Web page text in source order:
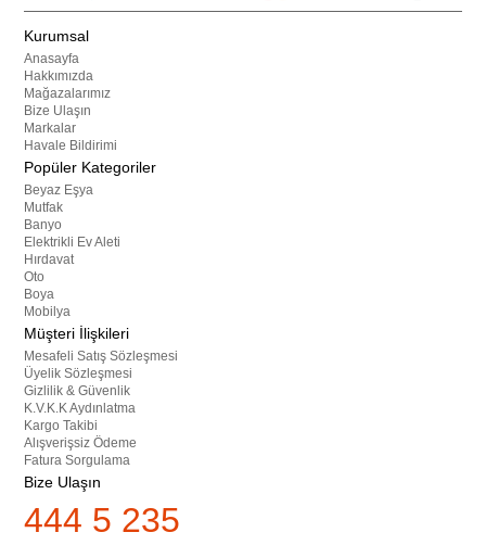
Kurumsal
Anasayfa
Hakkımızda
Mağazalarımız
Bize Ulaşın
Markalar
Havale Bildirimi
Popüler Kategoriler
Beyaz Eşya
Mutfak
Banyo
Elektrikli Ev Aleti
Hırdavat
Oto
Boya
Mobilya
Müşteri İlişkileri
Mesafeli Satış Sözleşmesi
Üyelik Sözleşmesi
Gizlilik & Güvenlik
K.V.K.K Aydınlatma
Kargo Takibi
Alışverişsiz Ödeme
Fatura Sorgulama
Bize Ulaşın
444 5 235